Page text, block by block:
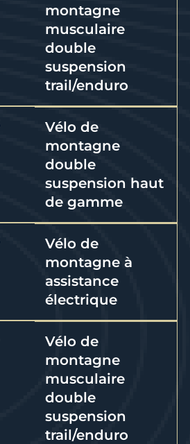
montagne
musculaire
double
suspension
trail/enduro
Vélo de
montagne
double
suspension haut
de gamme
Vélo de
montagne à
assistance
électrique
Vélo de
montagne
musculaire
double
suspension
trail/enduro